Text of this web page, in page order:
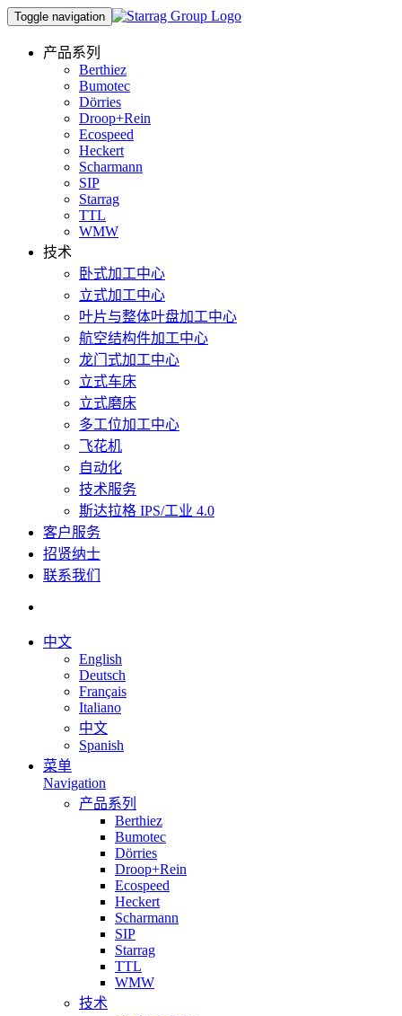
Toggle navigation
产品系列
Berthiez
Bumotec
Dörries
Droop+Rein
Ecospeed
Heckert
Scharmann
SIP
Starrag
TTL
WMW
技术
卧式加工中心
立式加工中心
叶片与整体叶盘加工中心
航空结构件加工中心
龙门式加工中心
立式车床
立式磨床
多工位加工中心
飞花机
自动化
技术服务
斯达拉格 IPS/工业 4.0
客户服务
招贤纳士
联系我们
中文
English
Deutsch
Français
Italiano
中文
Spanish
菜单
Navigation
产品系列
Berthiez
Bumotec
Dörries
Droop+Rein
Ecospeed
Heckert
Scharmann
SIP
Starrag
TTL
WMW
技术